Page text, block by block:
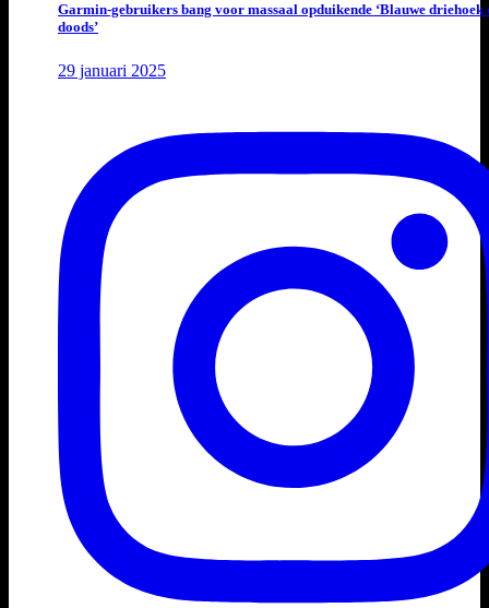
Garmin-gebruikers bang voor massaal opduikende ‘Blauwe driehoek
doods’
29 januari 2025